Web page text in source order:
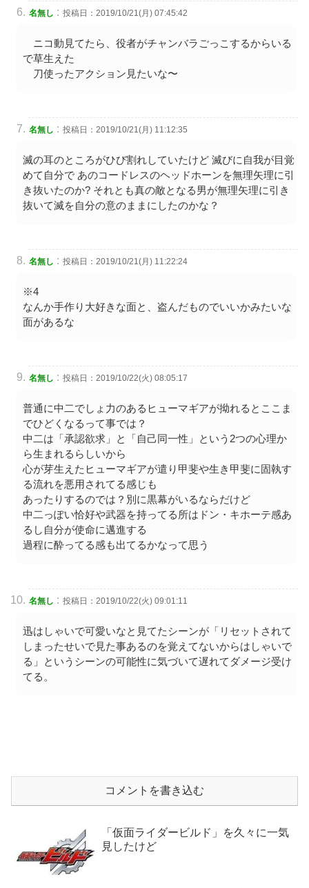
名無し : 投稿日：2019/10/21(月) 07:45:42
ニコ動見てたら、役者がチャンバラごっこするからいる
で草生えた
刀使ったアクション見たいな〜
名無し : 投稿日：2019/10/21(月) 11:12:35
滅の耳のところがひび割れしていたけど 滅びに自我が目覚
めて自分で あのコードレスのヘッドホーンを無理矢理に引
き抜いたのか? それとも真の敵となる男が無理矢理に引き
抜いて滅を自分の意のままにしたのかな？
名無し : 投稿日：2019/10/21(月) 11:22:24
※4
なんか手作り大好きな面と、盗んだものでいいかみたいな
面があるな
名無し : 投稿日：2019/10/22(火) 08:05:17
普通に中二でしょ力のあるヒューマギアが拗れるとここま
でひどくなるって事では？
中二は「承認欲求」と「自己同一性」という2つの心理か
ら生まれるらしいから
心が芽生えたヒューマギアが遣り甲斐や生き甲斐に固執す
る流れを悪用されてる感じも
あったりするのでは？別に黒幕がいるならだけど
中二っぽい恰好や武器を持ってる所はドン・キホーテ感あ
るし自分が使命に邁進する
過程に酔ってる感も出てるかなって思う
名無し : 投稿日：2019/10/22(火) 09:01:11
迅はしゃいで可愛いなと見てたシーンが「リセットされて
しまったせいで見た事あるのを覚えてないからはしゃいで
る」というシーンの可能性に気づいて遅れてダメージ受け
てる。
コメントを書き込む
「仮面ライダービルド」を久々に一気
見したけど